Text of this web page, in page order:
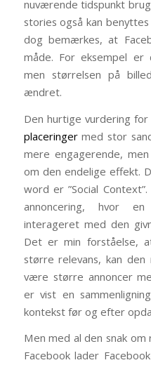
nuværende tidspunkt
stories også kan
dog bemærkes, at
måde. For eksempel er
men størrelsen på
ændret.
Den hurtige vurdering
placeringermed stor
mere engagerende,
om den endelige effekt.
word er ”Social
annoncering, hvor
interageret med den
Det er min forståelse,
større relevans, kan
være større annoncer
er vist en
kontekst før og efter
Men med al den snak
Facebook lader